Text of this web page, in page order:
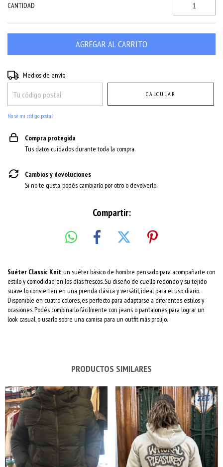
CANTIDAD
Entregas para el CP:
Medios de envío
CALCULAR
No sé mi código postal
Compra protegida
Tus datos cuidados durante toda la compra.
Cambios y devoluciones
Si no te gusta, podés cambiarlo por otro o devolverlo.
Compartir:
Suéter Classic Knit , un suéter básico de hombre pensado para acompañarte con
estilo y comodidad en los días frescos. Su diseño de cuello redondo y su tejido
suave lo convierten en una prenda clásica y versátil, ideal para el uso diario.
Disponible en cuatro colores, es perfecto para adaptarse a diferentes estilos y
ocasiones. Podés combinarlo fácilmente con jeans o pantalones para lograr un
look casual, o usarlo sobre una camisa para un outfit más prolijo.
PRODUCTOS SIMILARES